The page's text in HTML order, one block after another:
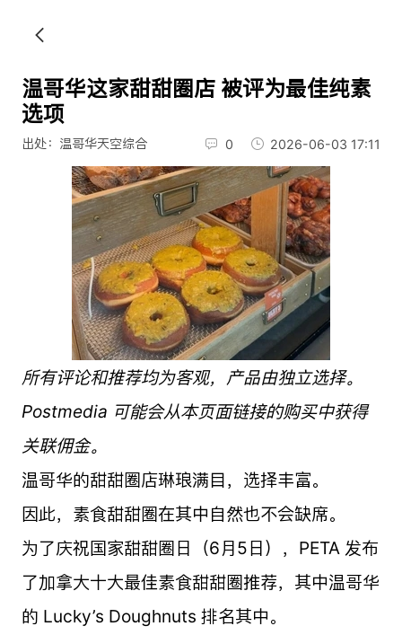
温哥华这家甜甜圈店 被评为最佳纯素
选项
出处：温哥华天空综合 0 2026-06-03 17:11
所有评论和推荐均为客观，产品由独立选择。
Postmedia 可能会从本页面链接的购买中获得
关联佣金。
温哥华的甜甜圈店琳琅满目，选择丰富。
因此，素食甜甜圈在其中自然也不会缺席。
为了庆祝国家甜甜圈日（6月5日），PETA 发布
了加拿大十大最佳素食甜甜圈推荐，其中温哥华
的 Lucky’s Doughnuts 排名其中。